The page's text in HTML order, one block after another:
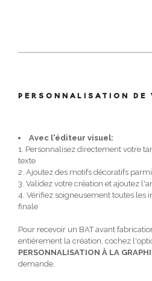
PERSONNALISATION DE
Avec l'éditeur visuel:
1. Personnalisez directement votre
texte
2. Ajoutez des motifs décoratifs
3. Validez votre création et ajoutez
4. Vérifiez soigneusement toutes les
finale
Pour recevoir un BAT avant
entièrement la création, cochez
PERSONNALISATION À LA
demande.